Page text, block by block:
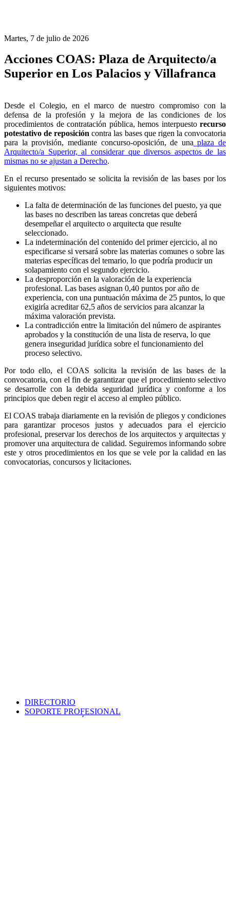
Martes, 7 de julio de 2026
Acciones COAS: Plaza de Arquitecto/a
Superior en Los Palacios y Villafranca
Desde el Colegio, en el marco de nuestro compromiso con la
defensa de la profesión y la mejora de las condiciones de los
procedimientos de contratación pública, hemos interpuesto recurso
potestativo de reposición contra las bases que rigen la convocatoria
para la provisión, mediante concurso-oposición, de una plaza de
Arquitecto/a Superior, al considerar que diversos aspectos de las
mismas no se ajustan a Derecho.
En el recurso presentado se solicita la revisión de las bases por los
siguientes motivos:
La falta de determinación de las funciones del puesto, ya que
las bases no describen las tareas concretas que deberá
desempeñar el arquitecto o arquitecta que resulte
seleccionado.
La indeterminación del contenido del primer ejercicio, al no
especificarse si versará sobre las materias comunes o sobre las
materias específicas del temario, lo que podría producir un
solapamiento con el segundo ejercicio.
La desproporción en la valoración de la experiencia
profesional. Las bases asignan 0,40 puntos por año de
experiencia, con una puntuación máxima de 25 puntos, lo que
exigiría acreditar 62,5 años de servicios para alcanzar la
máxima valoración prevista.
La contradicción entre la limitación del número de aspirantes
aprobados y la constitución de una lista de reserva, lo que
genera inseguridad jurídica sobre el funcionamiento del
proceso selectivo.
Por todo ello, el COAS solicita la revisión de las bases de la
convocatoria, con el fin de garantizar que el procedimiento selectivo
se desarrolle con la debida seguridad jurídica y conforme a los
principios que deben regir el acceso al empleo público.
El COAS trabaja diariamente en la revisión de pliegos y condiciones
para garantizar procesos justos y adecuados para el ejercicio
profesional, preservar los derechos de los arquitectos y arquitectas y
promover una arquitectura de calidad. Seguiremos informando sobre
este y otros procedimientos en los que se vele por la calidad en las
convocatorias, concursos y licitaciones.
DIRECTORIO
SOPORTE PROFESIONAL